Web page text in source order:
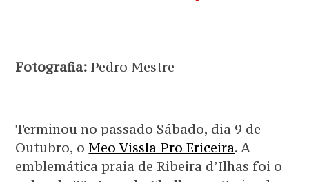
Fotografia: Pedro Mestre
Terminou no passado Sábado, dia 9 de
Outubro, o Meo Vissla Pro Ericeira. A
emblemática praia de Ribeira d’Ilhas foi o